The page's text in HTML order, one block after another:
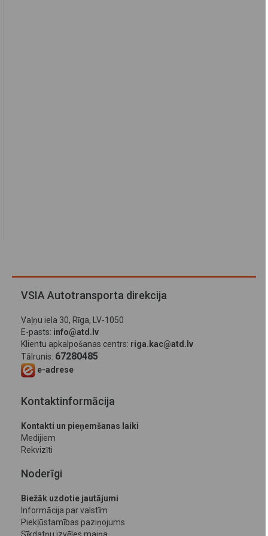
VSIA Autotransporta direkcija
Vaļņu iela 30, Rīga, LV-1050
E-pasts: info@atd.lv
Klientu apkalpošanas centrs: riga.kac@atd.lv
Tālrunis: 67280485
e-adrese
Kontaktinformācija
Kontakti un pieņemšanas laiki
Medijiem
Rekvizīti
Noderīgi
Biežāk uzdotie jautājumi
Informācija par valstīm
Piekļūstamības paziņojums